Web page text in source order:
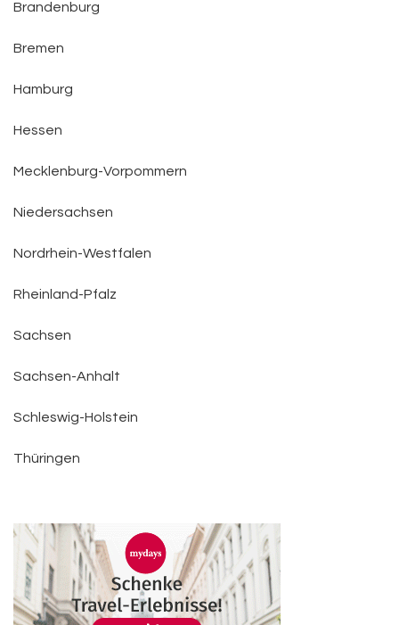
Brandenburg
Bremen
Hamburg
Hessen
Mecklenburg-Vorpommern
Niedersachsen
Nordrhein-Westfalen
Rheinland-Pfalz
Sachsen
Sachsen-Anhalt
Schleswig-Holstein
Thüringen